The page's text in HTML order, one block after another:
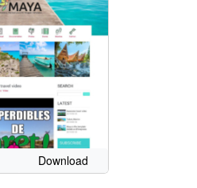
Download